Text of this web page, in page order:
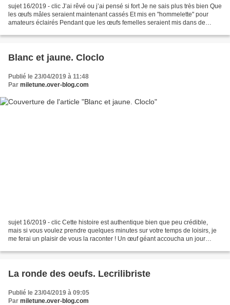
sujet 16/2019 - clic J’ai rêvé ou j’ai pensé si fort Je ne sais plus très bien Que
les œufs mâles seraient maintenant cassés Et mis en "hommelette" pour
amateurs éclairés Pendant que les œufs femelles seraient mis dans de
Blanc et jaune. Cloclo
Publié le 23/04/2019 à 11:48
Par miletune.over-blog.com
sujet 16/2019 - clic Cette histoire est authentique bien que peu crédible,
mais si vous voulez prendre quelques minutes sur votre temps de loisirs, je
me ferai un plaisir de vous la raconter ! Un œuf géant accoucha un jour
La ronde des oeufs. Lecrilibriste
Publié le 23/04/2019 à 09:05
Par miletune.over-blog.com